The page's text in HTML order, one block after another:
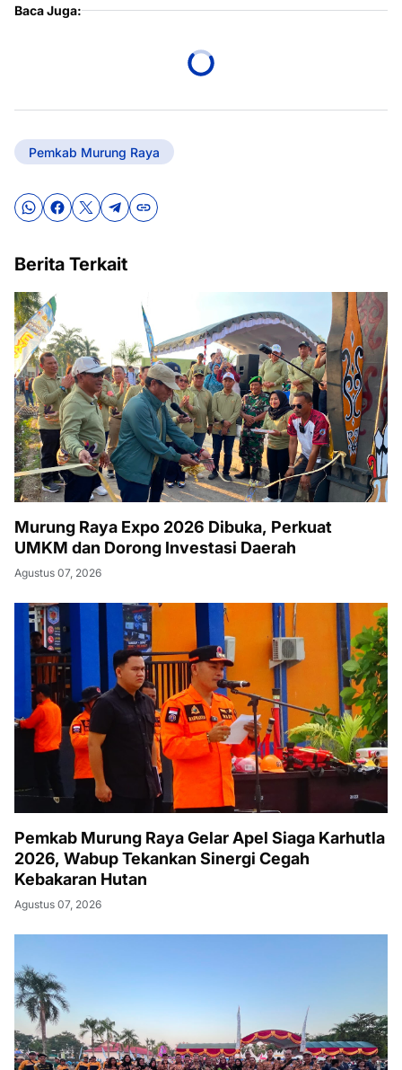
Baca Juga:
Pemkab Murung Raya
Berita Terkait
Murung Raya Expo 2026 Dibuka, Perkuat
UMKM dan Dorong Investasi Daerah
Agustus 07, 2026
Pemkab Murung Raya Gelar Apel Siaga Karhutla
2026, Wabup Tekankan Sinergi Cegah
Kebakaran Hutan
Agustus 07, 2026